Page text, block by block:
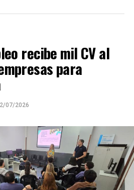
recibe mil CV al
para
07/2026